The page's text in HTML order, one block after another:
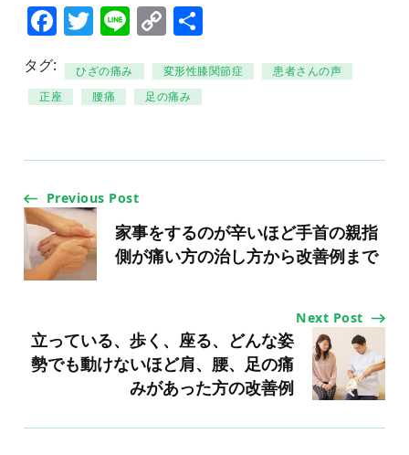
Facebook
Twitter
LineCopy
タグ: ひざの痛み 変形性膝関節症
患者さんの声
正座
腰痛 足の痛み
Post
Navigation
Previous Post
家事をするのが辛いほど手首の親指
側が痛い方の治し方から改善例まで
Next Post
立っている、歩く、座る、どんな姿
勢でも動けないほど肩、腰、足の痛
みがあった方の改善例